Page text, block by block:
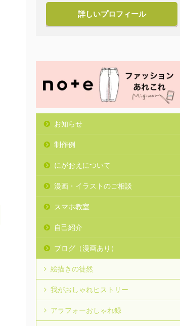
詳しいプロフィール
お知らせ
制作例
にがおえについて
漫画・イラストのご相談
スマホ教室
自己紹介
ブログ（漫画あり）
絵描きの徒然
我がおしゃれヒストリー
アラフォーおしゃれ録